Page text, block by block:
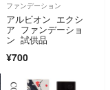
ファンデーション
アルビオン エクシ
ア ファンデーショ
ン 試供品
¥700